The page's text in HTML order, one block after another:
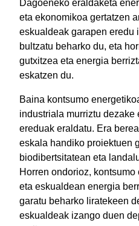
Dagoeneko eraldaketa
eta ekonomikoa gertatzen
eskualdeak garapen eredu
bultzatu beharko du, eta
gutxitzea eta energia
eskatzen du.
Baina kontsumo
industriala murriztu dezake
ereduak eraldatu. Era
eskala handiko proiektuen
biodibertsitatean eta
Horren ondorioz,
eta eskualdean energia
garatu beharko liratekeen
eskualdeak izango duen